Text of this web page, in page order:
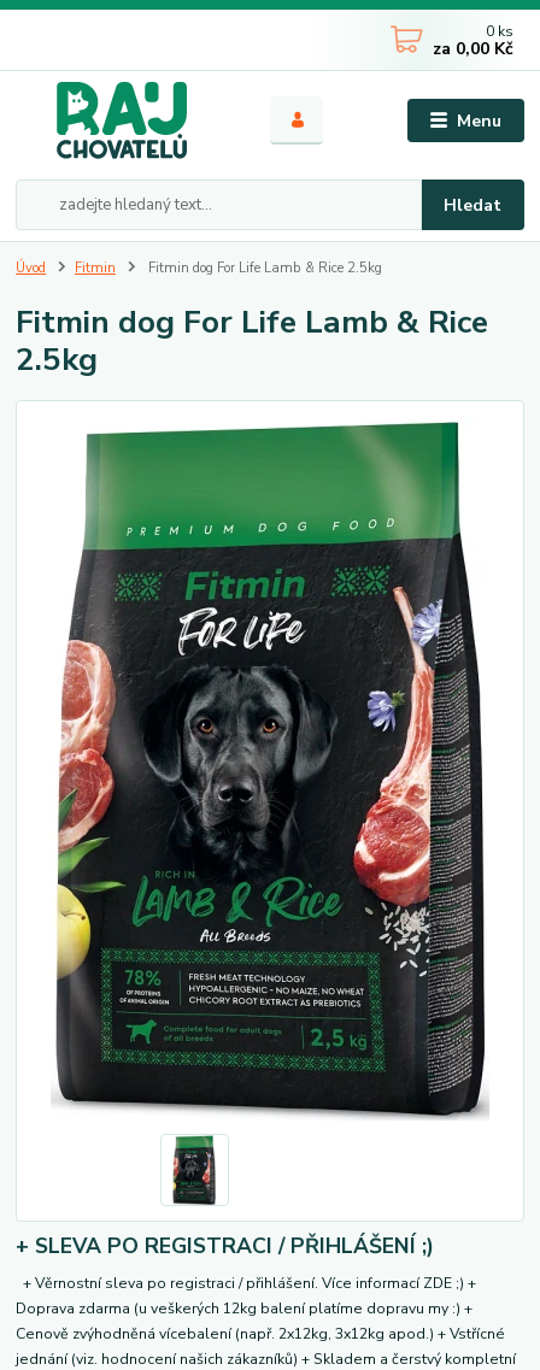
Menu
Hledat
0 ks
za 0,00 Kč
Úvod Fitmin Fitmin dog For Life Lamb & Rice 2.5kg
Fitmin dog For Life Lamb & Rice
2.5kg
+ SLEVA PO REGISTRACI / PŘIHLÁŠENÍ ;)
+ Věrnostní sleva po registraci / přihlášení. Více informací ZDE ;) +
Doprava zdarma (u veškerých 12kg balení platíme dopravu my :) +
Cenově zvýhodněná vícebalení (např. 2x12kg, 3x12kg apod.) + Vstřícné
jednání (viz. hodnocení našich zákazníků) + Skladem a čerstvý kompletní